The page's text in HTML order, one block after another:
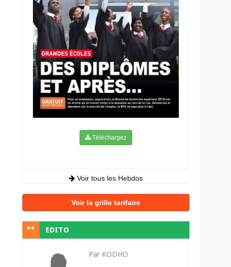
Téléchargez
Voir tous les Hebdos
Voir la grille tarifaire
EDITO
Par KODHO